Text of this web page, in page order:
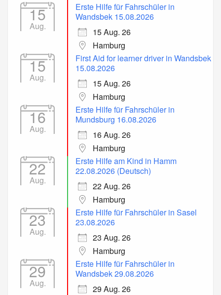
15
Aug.
Erste Hilfe für Fahrschüler in
Wandsbek 15.08.2026
15 Aug. 26
Hamburg
15
Aug.
First Aid for learner driver in Wandsbek
15.08.2026
15 Aug. 26
Hamburg
16
Aug.
Erste Hilfe für Fahrschüler in
Mundsburg 16.08.2026
16 Aug. 26
Hamburg
22
Aug.
Erste Hilfe am Kind in Hamm
22.08.2026 (Deutsch)
22 Aug. 26
Hamburg
23
Aug.
Erste Hilfe für Fahrschüler in Sasel
23.08.2026
23 Aug. 26
Hamburg
29
Aug.
Erste Hilfe für Fahrschüler in
Wandsbek 29.08.2026
29 Aug. 26